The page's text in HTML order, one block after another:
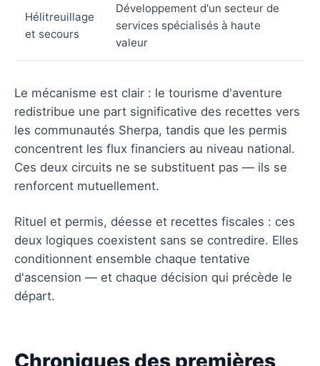
Hélitreuillage
et secours
Développement d'un secteur de
services spécialisés à haute
valeur
Le mécanisme est clair : le tourisme d'aventure
redistribue une part significative des recettes vers
les communautés Sherpa, tandis que les permis
concentrent les flux financiers au niveau national.
Ces deux circuits ne se substituent pas — ils se
renforcent mutuellement.
Rituel et permis, déesse et recettes fiscales : ces
deux logiques coexistent sans se contredire. Elles
conditionnent ensemble chaque tentative
d'ascension — et chaque décision qui précède le
départ.
Chroniques des premières